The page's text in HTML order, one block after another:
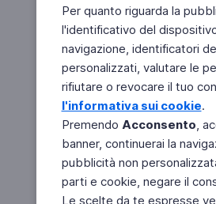
Per quanto riguarda la
l'identificativo del
navigazione, identificatori
personalizzati, valutare le
rifiutare o revocare il tuo
l'informativa sui cookie.
Premendo Acconsento,
banner, continuerai la
pubblicità non
parti e cookie, negare il
Le scelte da te espresse